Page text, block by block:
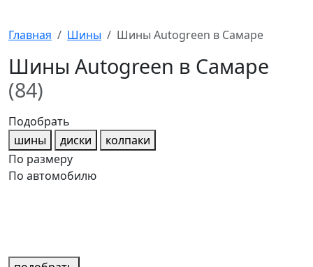
Главная Шины Шины Autogreen в Самаре
Шины Autogreen в Самаре
(84)
Подобрать
шины
диски
колпаки
По размеру
По автомобилю